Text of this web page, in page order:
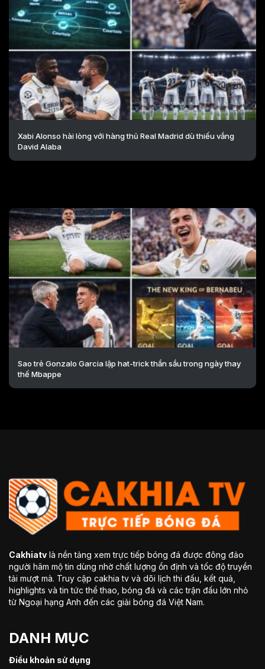
Xabi Alonso hài lòng với hàng thủ Real Madrid dù thiếu vắng
David Alaba
Sao trẻ Gonzalo Garcia lập hat-trick thần sầu trong ngày thay
thế Mbappe
Cakhiatv là nền tảng xem trực tiếp bóng đá được đông đảo
người hâm mộ tin dùng nhờ chất lượng ổn định và tốc độ truyền
tải mượt mà. Truy cập cakhia tv và dõi lịch thi đấu, kết quả,
highlights và tin tức thể thao, bóng đá và các trận đấu lớn nhỏ
từ Ngoại hạng Anh đến các giải bóng đá Việt Nam.
DANH MỤC
Điều khoản sử dụng